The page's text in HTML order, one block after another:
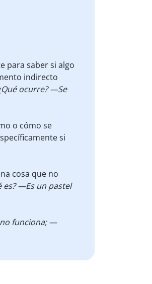
para saber si algo
indirecto
ocurre? —Se
o cómo se
si
cosa que no
es? —Es un pastel
funciona; —